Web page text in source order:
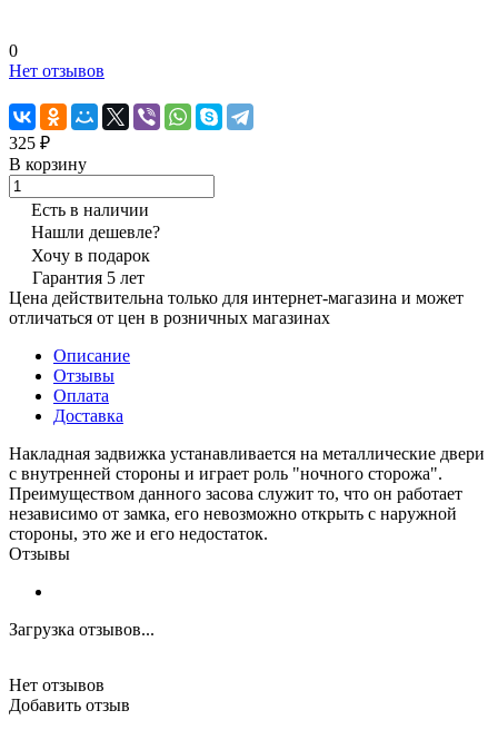
0
Нет отзывов
325 ₽
В корзину
Есть в наличии
Нашли дешевле?
Хочу в подарок
Гарантия 5 лет
Цена действительна только для интернет-магазина и может
отличаться от цен в розничных магазинах
Описание
Отзывы
Оплата
Доставка
Накладная задвижка устанавливается на металлические двери
с внутренней стороны и играет роль "ночного сторожа".
Преимуществом данного засова служит то, что он работает
независимо от замка, его невозможно открыть с наружной
стороны, это же и его недостаток.
Отзывы
Загрузка отзывов...
Нет отзывов
Добавить отзыв